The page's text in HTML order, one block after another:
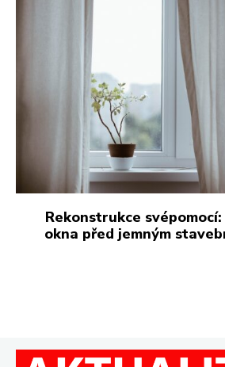
Rekonstrukce
okna před jemným